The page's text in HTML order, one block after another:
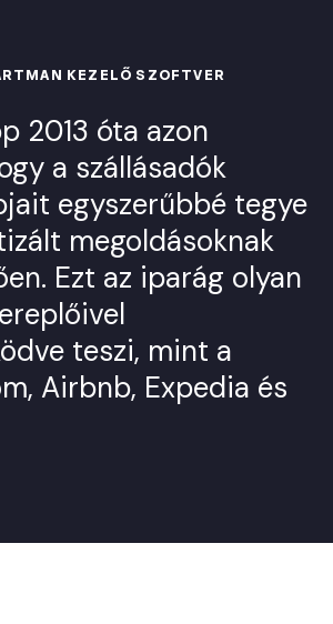
KEZELŐ SZOFTVER
2013 óta azon
a szállásadók
egyszerűbbé tegye
megoldásoknak
Ezt az iparág olyan
teszi, mint a
Airbnb, Expedia és